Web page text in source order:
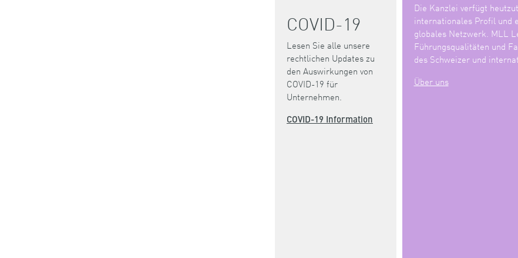
Die Kanzlei verfügt
internationales Profil und
globales Netzwerk. MLL
Führungsqualitäten und
des Schweizer und
Über uns
COVID-19
Lesen Sie alle unsere
rechtlichen Updates zu
den Auswirkungen von
COVID-19 für
Unternehmen.
COVID-19 Information